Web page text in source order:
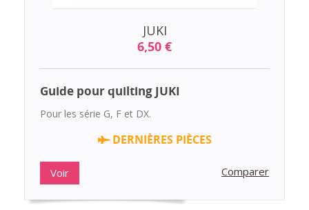
JUKI
6,50 €
Guide pour quilting JUKI
Pour les série G, F et DX.
DERNIÈRES PIÈCES
Voir Comparer